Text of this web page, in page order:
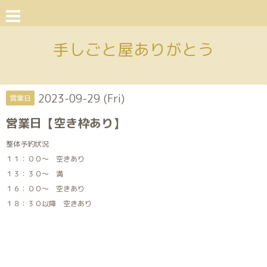
手しごと屋ありがとう
営業日 2023-09-29 (Fri)
営業日【空き枠あり】
整体予約状況
１１：００～ 空きあり
１３：３０～ 満
１６：００～ 空きあり
１８：３０以降 空きあり